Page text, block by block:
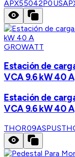
APX55042P0US
GROWATT
Estación de
VCA 9.6 kW 40 A
Estación de
VCA 9.6 kW 40 A
THOR09ASPUS